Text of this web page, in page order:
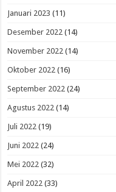
Januari 2023 (11)
Desember 2022 (14)
November 2022 (14)
Oktober 2022 (16)
September 2022 (24)
Agustus 2022 (14)
Juli 2022 (19)
Juni 2022 (24)
Mei 2022 (32)
April 2022 (33)